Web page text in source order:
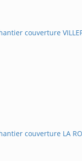
couverture
couverture LA